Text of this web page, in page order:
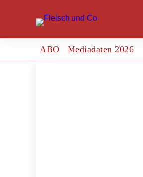
ABO Mediadaten 2026